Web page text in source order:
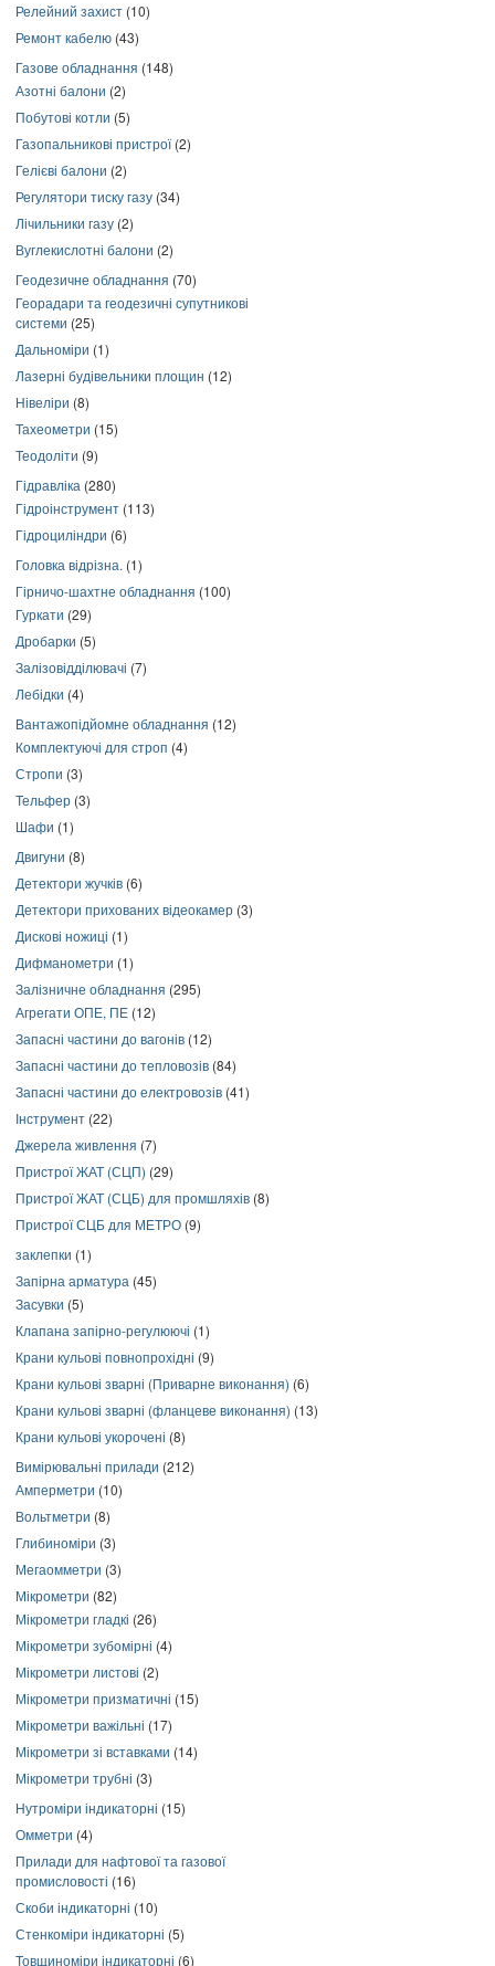
Релейний захист (10)
Ремонт кабелю (43)
Газове обладнання (148)
Азотні балони (2)
Побутові котли (5)
Газопальникові пристрої(2)
Гелієві балони (2)
Регулятори тиску газу (34)
Лічильники газу (2)
Вуглекислотні балони (2)
Геодезичне обладнання (70)
Георадари та геодезичні супутникові
системи (25)
Дальноміри (1)
Лазерні будівельники площин (12)
Нівеліри (8)
Тахеометри (15)
Теодоліти (9)
Гідравліка (280)
Гідроінструмент (113)
Гідроциліндри (6)
Головка відрізна. (1)
Гірничо-шахтне обладнання (100)
Гуркати (29)
Дробарки (5)
Залізовідділювачі (7)
Лебідки (4)
Вантажопідйомне обладнання (12)
Комплектуючі для строп (4)
Стропи (3)
Тельфер (3)
Шафи (1)
Двигуни (8)
Детектори жучків (6)
Детектори прихованих відеокамер (3)
Дискові ножиці (1)
Дифманометри (1)
Залізничне обладнання (295)
Агрегати ОПЕ, ПЕ (12)
Запасні частини до вагонів (12)
Запасні частини до тепловозів (84)
Запасні частини до електровозів (41)
Інструмент (22)
Джерела живлення (7)
Пристрої ЖАТ (СЦП) (29)
Пристрої ЖАТ (СЦБ) для промшляхів (8)
Пристрої СЦБ для МЕТРО (9)
заклепки (1)
Запірна арматура (45)
Засувки (5)
Клапана запірно-регулюючі (1)
Крани кульові повнопрохідні (9)
Крани кульові зварні (Приварне виконання) (6)
Крани кульові зварні (фланцеве виконання) (13)
Крани кульові укорочені (8)
Вимірювальні прилади (212)
Амперметри (10)
Вольтметри (8)
Глибиноміри (3)
Мегаомметри (3)
Мікрометри (82)
Мікрометри гладкі (26)
Мікрометри зубомірні (4)
Мікрометри листові (2)
Мікрометри призматичні (15)
Мікрометри важільні (17)
Мікрометри зі вставками (14)
Мікрометри трубні (3)
Нутроміри індикаторні (15)
Омметри (4)
Прилади для нафтової та газової
промисловості (16)
Скоби індикаторні (10)
Стенкоміри індикаторні (5)
Товщиноміри індикаторні (6)